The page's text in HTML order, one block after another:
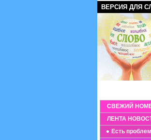
ВЕРСИЯ ДЛЯ
СВЕЖИЙ
ЛЕНТА
Есть